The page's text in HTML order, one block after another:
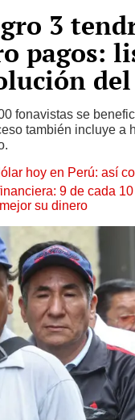
3
pagos:
fonavistas se
también incluye a
hoy en Perú: así
9 de cada
su dinero